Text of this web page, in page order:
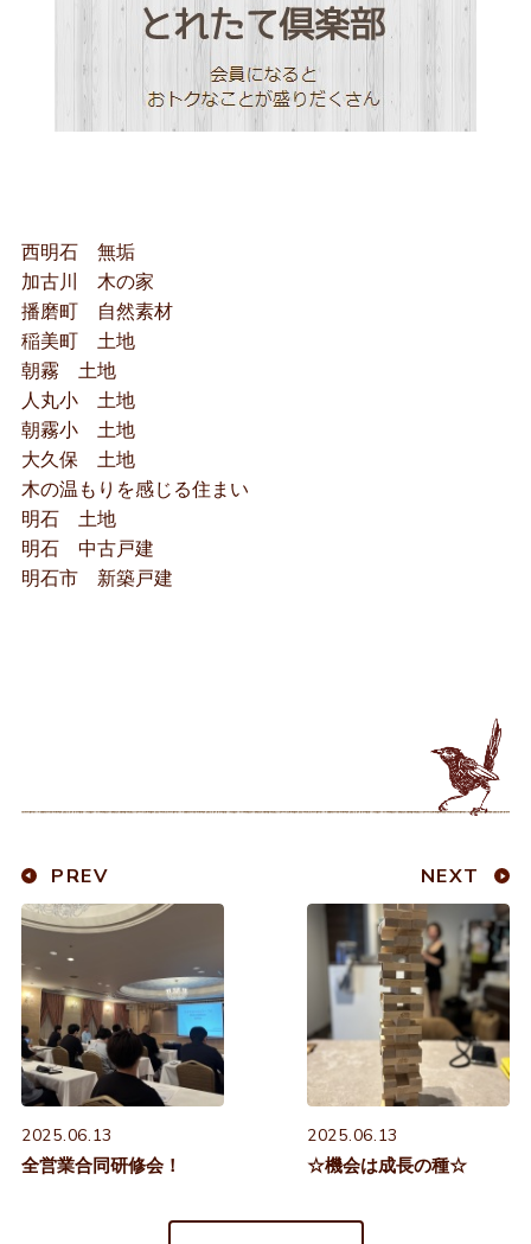
西明石 無垢
加古川 木の家
播磨町 自然素材
稲美町 土地
朝霧 土地
人丸小 土地
朝霧小 土地
大久保 土地
木の温もりを感じる住まい
明石 土地
明石 中古戸建
明石市 新築戸建
PREV
2025.06.13
全営業合同研修会！
NEXT
2025.06.13
☆機会は成長の種☆